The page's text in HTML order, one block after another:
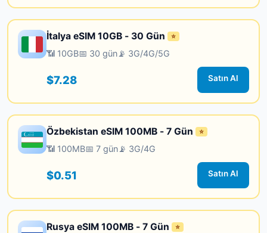
İtalya eSIM 10GB - 30 Gün ⭐
📶 10GB📅 30 gün📡 3G/4G/5G
$7.28 Satın Al
Özbekistan eSIM 100MB - 7 Gün ⭐
📶 100MB📅 7 gün📡 3G/4G
$0.51 Satın Al
Rusya eSIM 100MB - 7 Gün ⭐